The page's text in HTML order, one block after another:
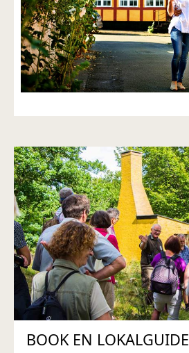
BOOK EN LOKALGUIDE